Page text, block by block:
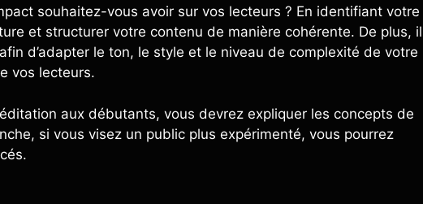
souhaitez-vous avoir sur vos lecteurs ? En identifiant votre
et structurer votre contenu de manière cohérente. De plus, il
d’adapter le ton, le style et le niveau de complexité de votre
vos lecteurs.
aux débutants, vous devrez expliquer les concepts de
si vous visez un public plus expérimenté, vous pourrez